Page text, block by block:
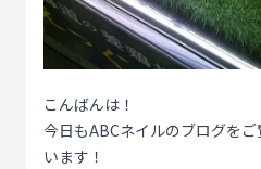
こんばんは！
今日もABCネイルのブログを
います！